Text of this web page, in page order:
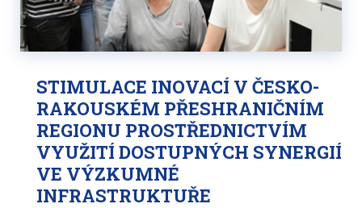
STIMULACE INOVACÍ V ČESKO-
RAKOUSKÉM PŘESHRANIČNÍM
REGIONU PROSTŘEDNICTVÍM
VYUŽITÍ DOSTUPNÝCH SYNERGIÍ
VE VÝZKUMNÉ
INFRASTRUKTUŘE